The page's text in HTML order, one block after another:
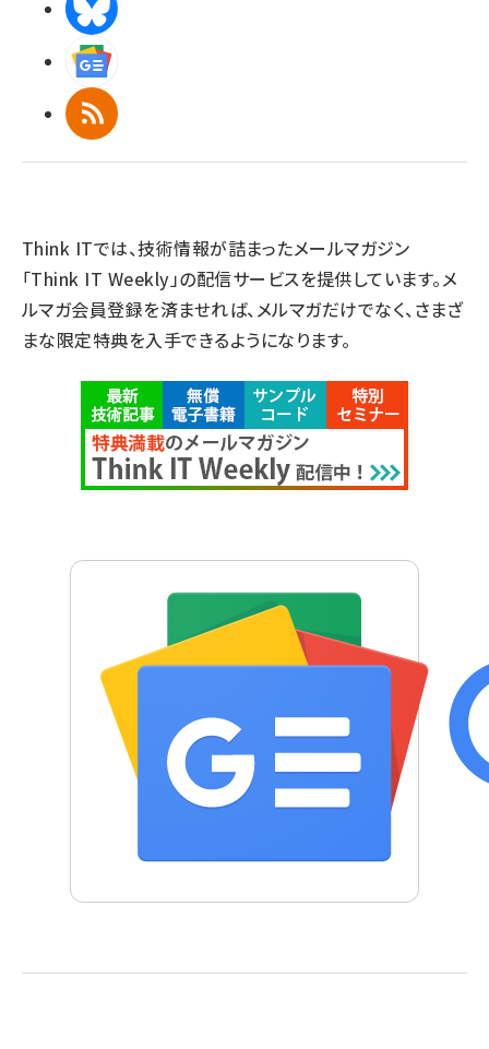
RSS
Think ITでは、技術情報が詰まったメールマガジン
「Think IT Weekly」の配信サービスを提供しています。メ
ルマガ会員登録を済ませれば、メルマガだけでなく、さまざ
まな限定特典を入手できるようになります。